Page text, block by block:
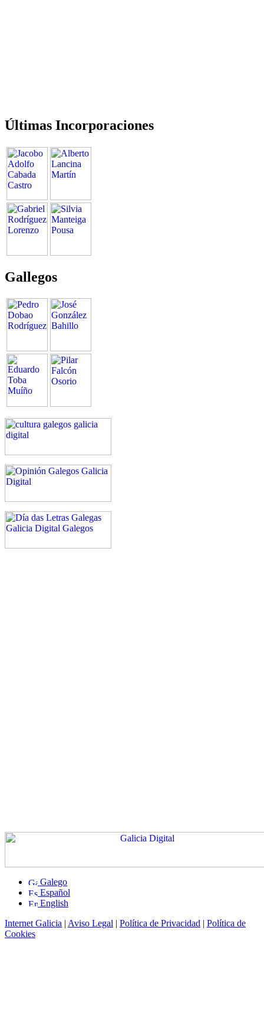
Últimas Incorporaciones
Gallegos
Galego
Español
English
Internet Galicia | Aviso Legal | Política de Privacidad | Política de
Cookies